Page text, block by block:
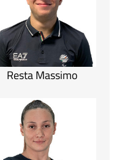
Resta Massimo